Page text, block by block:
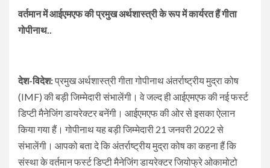
वर्तमान में आईएमएफ की प्रमुख अर्थशास्त्री के रूप में कार्यरत हैं गीता
गोपीनाथ..
देश-विदेश:प्रमुख अर्थशास्त्री गीता गोपीनाथ अंतर्राष्ट्रीय मुद्रा कोष
(IMF) की बड़ी जिम्मेदारी संभालेंगी। वे जल्द ही आईएमएफ की नई फर्स्ट
डिप्टी मैनेजिंग डायरेक्टर बनेंगी। आईएमएफ की ओर से इसका ऐलान
किया गया हैं। गोपीनाथ यह बड़ी जिम्मेदारी 21 जनवरी 2022 से
संभालेंगी। आपको बता दे कि अंतर्राष्ट्रीय मुद्रा कोष का कहना हैं कि
संस्था के वर्तमान फर्स्ट डिप्टी मैनेजिंग डायरेक्टर जियोफ्रे ओकामोटो